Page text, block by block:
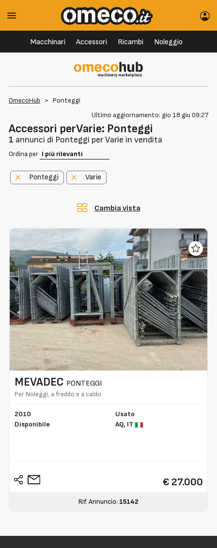
Macchinari Accessori Ricambi Noleggio
OmecoHub > Ponteggi
Ultimo aggiornamento: gio 18 giu 09:27
Accessori perVarie: Ponteggi
1 annunci di Ponteggi per Varie in vendita
Ordina per
Ponteggi Varie
Cambia vista
MEVADEC PONTEGGI
Per Noleggi, a freddo e a caldo
2010
Disponibile
Usato
AQ, IT
€ 27.000
Rif. Annuncio: 15142